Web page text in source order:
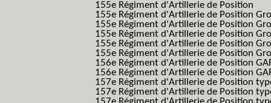
155e Régiment d'Artillerie de Position
155e Régiment d'Artillerie de Position
155e Régiment d'Artillerie de Position
155e Régiment d'Artillerie de Position
155e Régiment d'Artillerie de Position
155e Régiment d'Artillerie de Position
156e Régiment d'Artillerie de Position
156e Régiment d'Artillerie de Position
157e Régiment d'Artillerie de Position
157e Régiment d'Artillerie de Position